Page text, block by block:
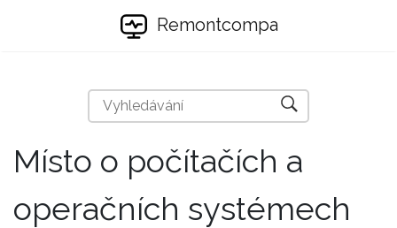
Remontcompa
Místo o počítačích a
operačních systémech